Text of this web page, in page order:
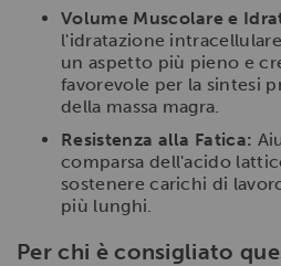
Volume Muscolare e
l'idratazione
un aspetto più pieno e
favorevole per la sintesi
della massa magra.
Resistenza alla Fatica:
comparsa dell'acido
sostenere carichi di
più lunghi.
Per chi è consigliato